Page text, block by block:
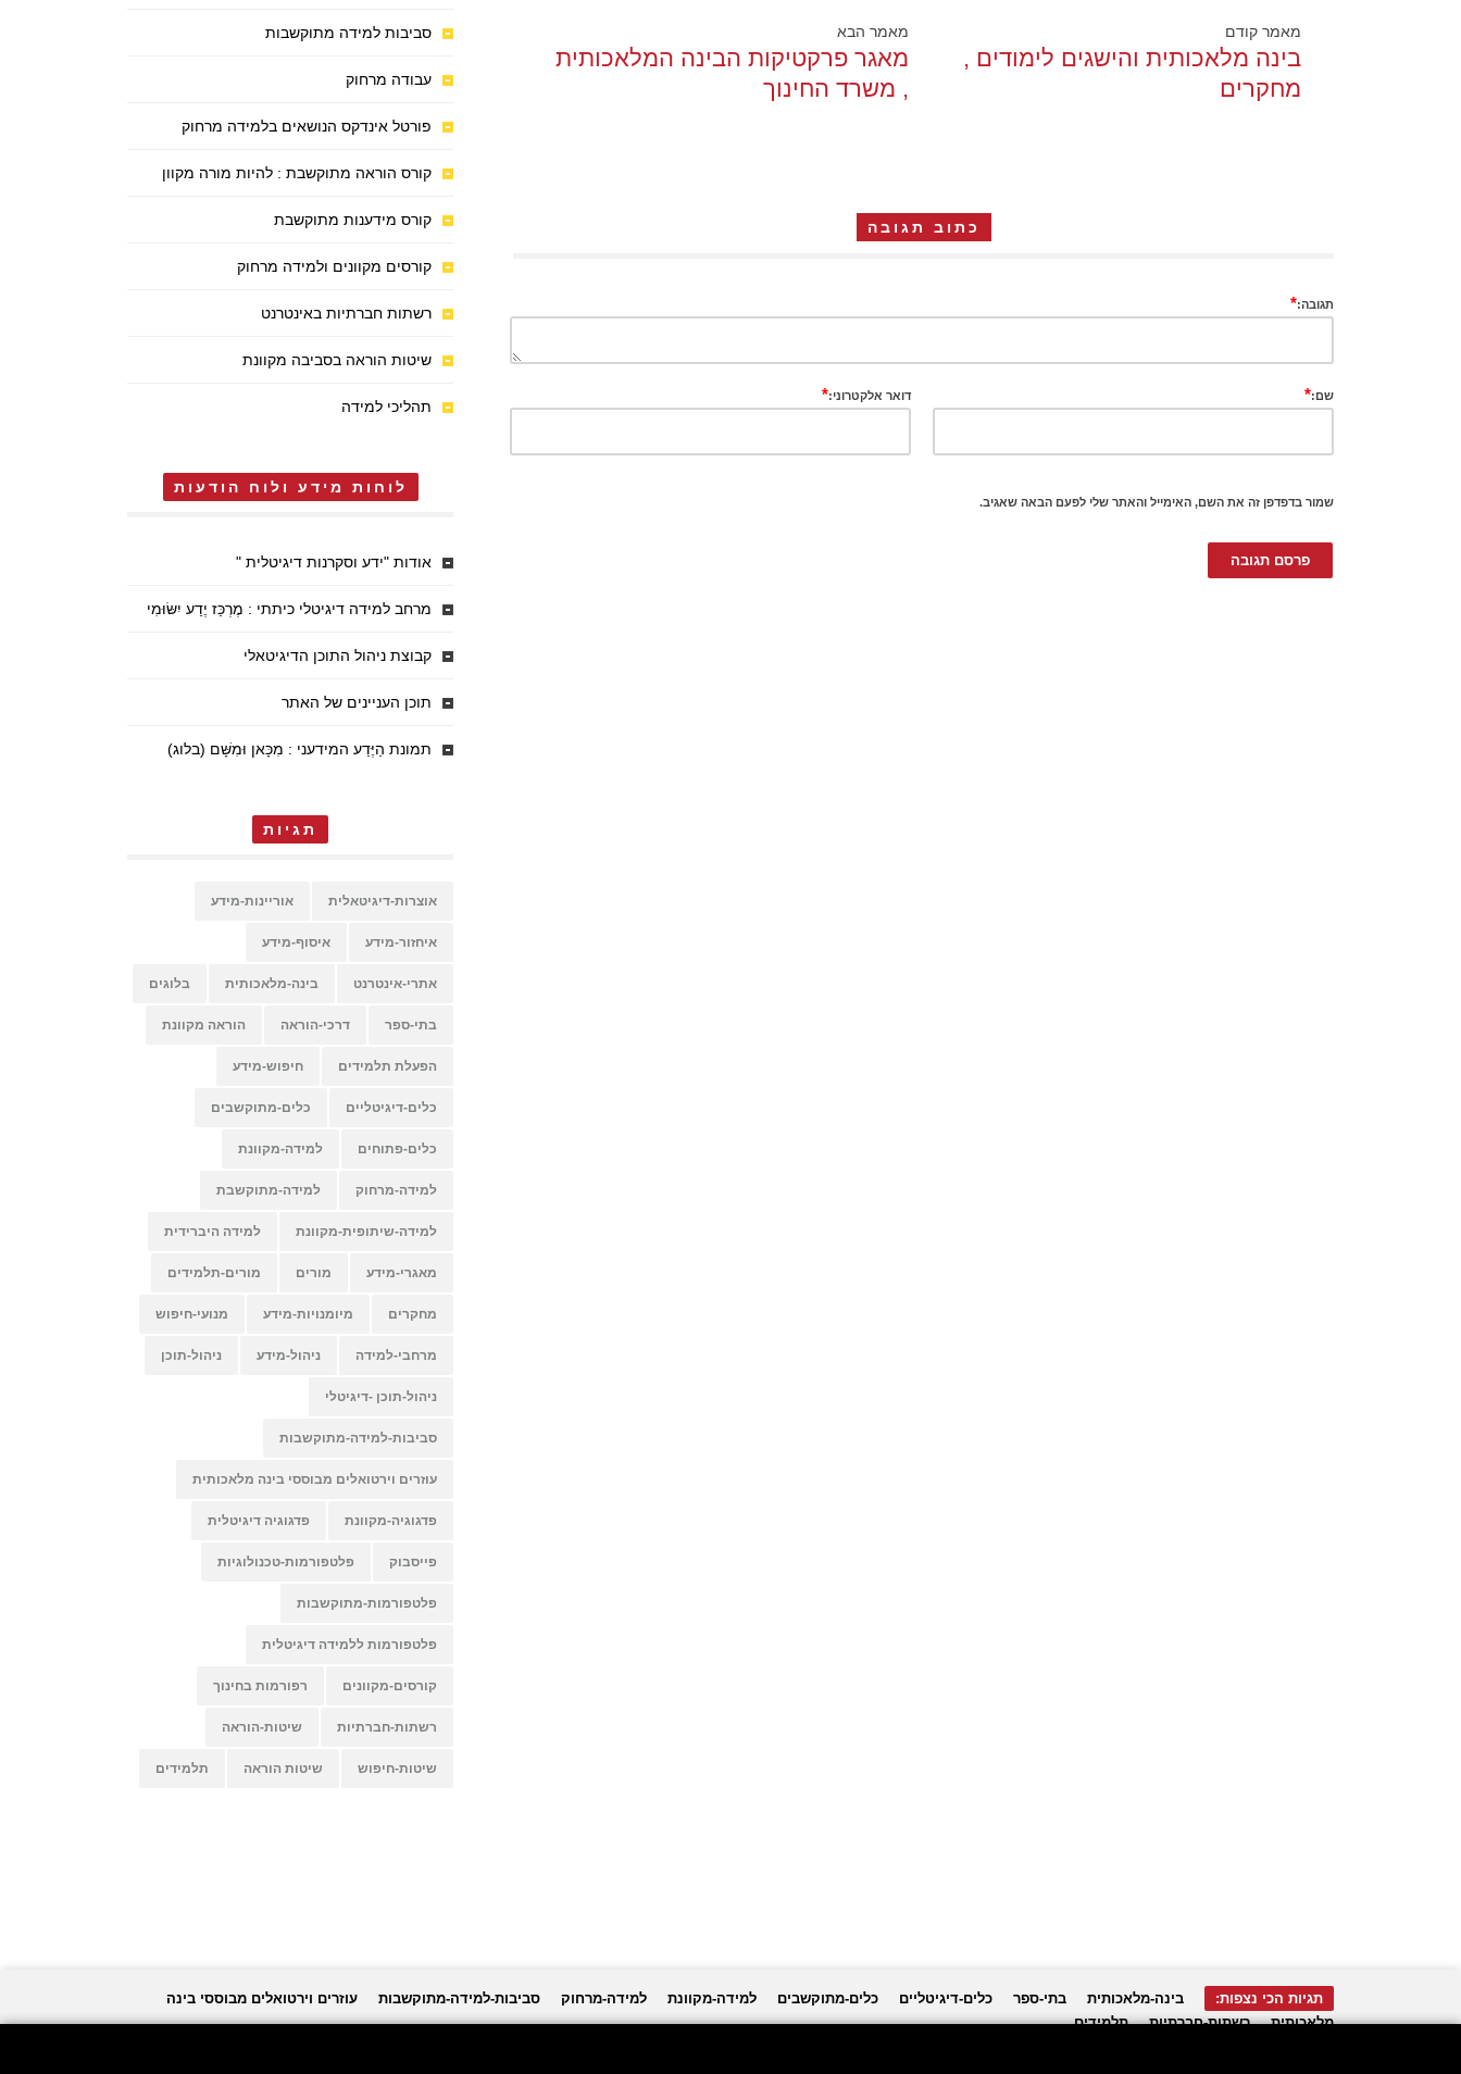
מאמר קודם
בינה מלאכותית והישגים לימודים ,
מחקרים
מאמר הבא
מאגר פרקטיקות הבינה המלאכותית
, משרד החינוך
כתוב תגובה
תגובה:*
שם:* דואר אלקטרוני:*
שמור בדפדפן זה את השם, האימייל והאתר שלי לפעם הבאה שאגיב.
סביבות למידה מתוקשבות
עבודה מרחוק
פורטל אינדקס הנושאים בלמידה מרחוק
קורס הוראה מתוקשבת : להיות מורה מקוון
קורס מידענות מתוקשבת
קורסים מקוונים ולמידה מרחוק
רשתות חברתיות באינטרנט
שיטות הוראה בסביבה מקוונת
תהליכי למידה
לוחות מידע ולוח הודעות
אודות "ידע וסקרנות דיגיטלית "
מרחב למידה דיגיטלי כיתתי : מֶרְכַּז יֶדַע יִשּׂוּמִי
קבוצת ניהול התוכן הדיגיטאלי
תוכן העניינים של האתר
תמונת הַיֶּדַע המידעני : מִכָּאן וּמִשָּׁם (בלוג)
תגיות
אוצרות-דיגיטאלית אוריינות-מידע
איחזור-מידע איסוף-מידע
אתרי-אינטרנט בינה-מלאכותית בלוגים
בתי-ספר דרכי-הוראה הוראה מקוונת
הפעלת תלמידים חיפוש-מידע
כלים-דיגיטליים כלים-מתוקשבים
כלים-פתוחים למידה-מקוונת
למידה-מרחוק למידה-מתוקשבת
למידה-שיתופית-מקוונת למידה היברידית
מאגרי-מידע מורים מורים-תלמידים
מחקרים מיומנויות-מידע מנועי-חיפוש
מרחבי-למידה ניהול-מידע ניהול-תוכן
ניהול-תוכן -דיגיטלי
סביבות-למידה-מתוקשבות
עוזרים וירטואלים מבוססי בינה מלאכותית
פדגוגיה-מקוונת פדגוגיה דיגיטלית
פייסבוק פלטפורמות-טכנולוגיות
פלטפורמות-מתוקשבות
פלטפורמות ללמידה דיגיטלית
קורסים-מקוונים רפורמות בחינוך
רשתות-חברתיות שיטות-הוראה
שיטות-חיפוש שיטות הוראה תלמידים
תגיות הכי נצפות: בינה-מלאכותית בתי-ספר כלים-דיגיטליים כלים-מתוקשבים למידה-מקוונת למידה-מרחוק סביבות-למידה-מתוקשבות
עוזרים וירטואלים מבוססי בינה
מלאכותית
רשתות-חברתיות תלמידים